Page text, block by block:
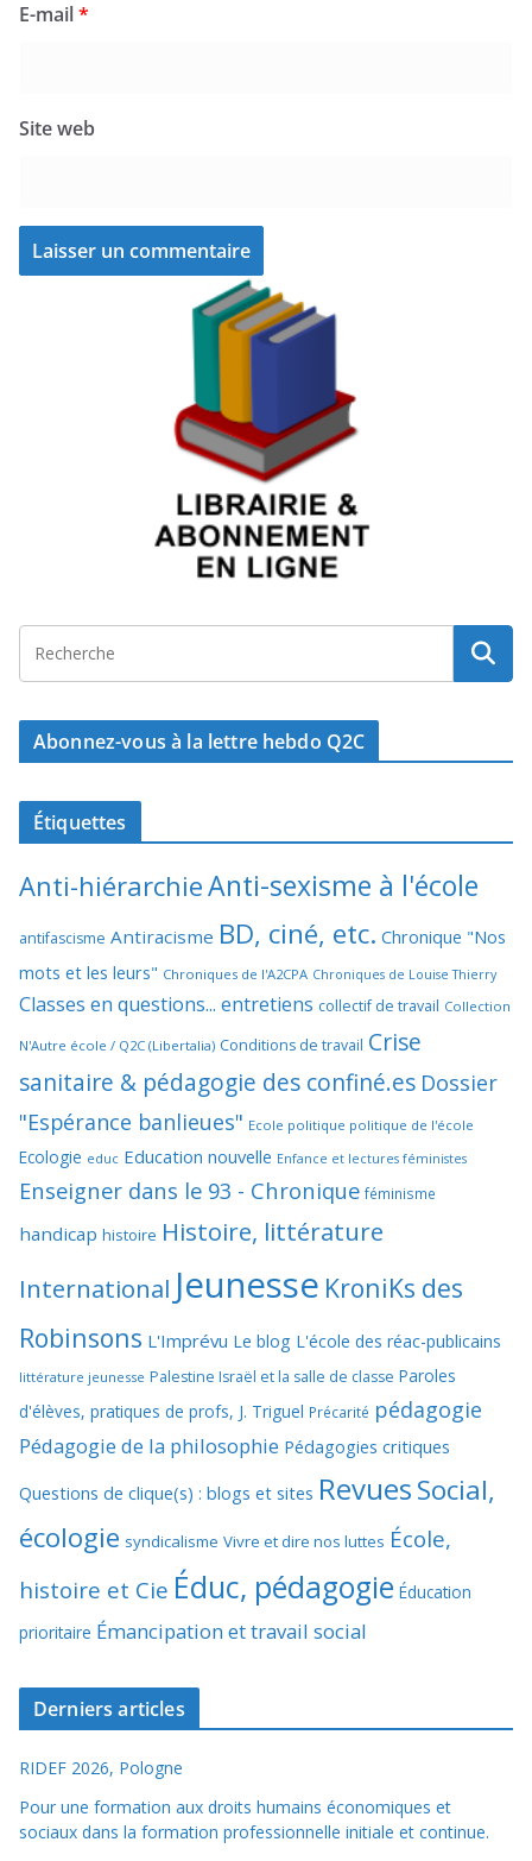
E-mail*
Site web
Abonnez-vous à la lettre hebdo Q2C
Étiquettes
Anti-hiérarchieAnti-sexisme à l'école
antifascisme Antiracisme BD, ciné, etc. Chronique "Nos
mots et les leurs" Chroniques de l'A2CPA Chroniques de Louise Thierry
Classes en questions... entretiens collectif de travail Collection
N'Autre école / Q2C (Libertalia) Conditions de travail Crise
sanitaire & pédagogie des confiné.es Dossier
"Espérance banlieues" Ecole politique politique de l'école
Ecologie educ Education nouvelle Enfance et lectures féministes
Enseigner dans le 93 - Chronique féminisme
handicap histoire Histoire, littérature
International Jeunesse KroniKs des
Robinsons L'Imprévu Le blog L'école des réac-publicains
littérature jeunesse Palestine Israël et la salle de classe Paroles
d'élèves, pratiques de profs, J. Triguel Précarité pédagogie
Pédagogie de la philosophie Pédagogies critiques
Questions de clique(s) : blogs et sites RevuesSocial,
écologie syndicalisme Vivre et dire nos luttes École,
histoire et Cie Éduc, pédagogie Éducation
prioritaire Émancipation et travail social
Derniers articles
RIDEF 2026, Pologne
Pour une formation aux droits humains économiques et
sociaux dans la formation professionnelle initiale et continue.